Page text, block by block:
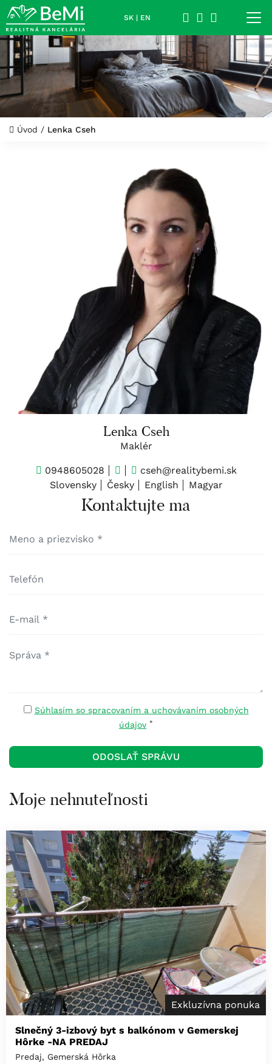
SK | EN
Úvod / Lenka Cseh
Lenka Cseh
Maklér
0948605028
cseh@realitybemi.sk
Slovensky
Česky English Magyar
Kontaktujte ma
Súhlasím so spracovaním a uchovávaním osobných
údajov *
Moje nehnuteľnosti
Exkluzívna ponuka
Slnečný 3-izbový byt s balkónom v Gemerskej
Hôrke -NA PREDAJ
Predaj, Gemerská Hôrka